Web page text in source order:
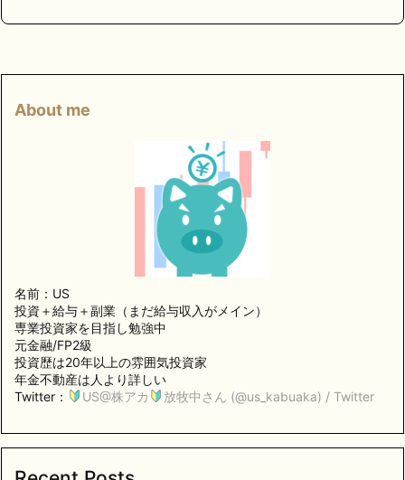
About me
名前：US
投資＋給与＋副業（まだ給与収入がメイン）
専業投資家を目指し勉強中
元金融/FP2級
投資歴は20年以上の雰囲気投資家
年金不動産は人より詳しい
Twitter：
US@株アカ 放牧中さん (@us_kabuaka) / Twitter